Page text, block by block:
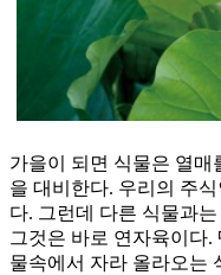
가을이 되면 식물은 열매
을 대비한다. 우리의 주
다. 그런데 다른 식물과
그것은 바로 연자육이다
물속에서 자라 올라오는